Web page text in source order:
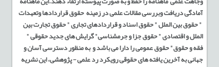
آمادگی دریافت وبررسی مقالات علمی در زمینه حقوق قراردادها وتعهدات
" حقوق بین الملل " حقوق اسناد و قراردادهای تجاری " حقوق تجارت بین
الملل و اقتصادی " حقوق جزا و جرمشناسی" گرایش های جدید حقوقی "
فقه و حقوق" حقوق عمومی را دارا می باشد وبه منظور دسترسی آسان و
جهانی به آخرین یافته های حقوقی رویکرد رد علمی - پژوهشی، این نشریه